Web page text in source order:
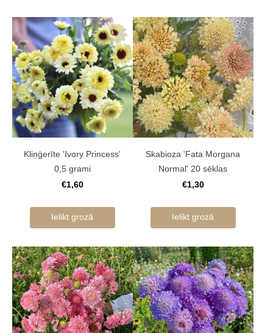
Kliņģerīte 'Ivory Princess'
0,5 grami
€1,60
Ielikt grozā
Skabioza 'Fata Morgana
Normal' 20 sēklas
€1,30
Ielikt grozā